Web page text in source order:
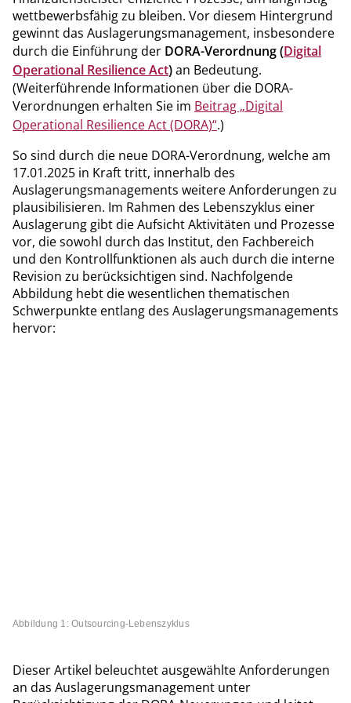
Institute, um regulatorische Spielräume einzuordnen sowie
die Sachkunde ihrer Gremien sicherzustellen.
wettbewerbsfähig zu bleiben. Vor diesem Hintergrund
gewinnt das Auslagerungsmanagement, insbesondere
durch die Einführung der DORA-Verordnung (Digital
Operational Resilience Act)an Bedeutung.
(Weiterführende Informationen über die DORA-
Verordnungen erhalten Sie im Beitrag „Digital
Operational Resilience Act (DORA)“.)
So sind durch die neue DORA-Verordnung, welche am
17.01.2025 in Kraft tritt, innerhalb des
Auslagerungsmanagements weitere Anforderungen zu
plausibilisieren. Im Rahmen des Lebenszyklus einer
Auslagerung gibt die Aufsicht Aktivitäten und Prozesse
vor, die sowohl durch das Institut, den Fachbereich
und den Kontrollfunktionen als auch durch die interne
Revision zu berücksichtigen sind. Nachfolgende
Abbildung hebt die wesentlichen thematischen
Schwerpunkte entlang des Auslagerungsmanagements
hervor:
Abbildung 1: Outsourcing-Lebenszyklus
Dieser Artikel beleuchtet ausgewählte Anforderungen
an das Auslagerungsmanagement unter